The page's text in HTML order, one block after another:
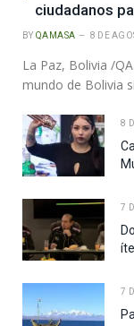
ciudadanos
BY QAMASA 8 DE
La Paz, Bolivia /
mundo de Bolivia
8
7
7